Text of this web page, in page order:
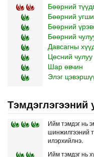
Бөөрний
Бөөрний
Бөөрний
Бөөрний
Давсагны
Цөсний чулуу
Шар өвчин
Элэг
Тэмдэглэгээний
Ийм тэмдэг нь
шинжилгээний
илэрхийлнэ.
Ийм тэмдэг нь